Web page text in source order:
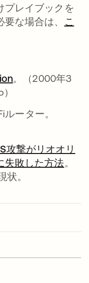
プレイブックを
な場合は、
こ
新しいタブで開
。（2000年3
ーター。
攻撃がリオオリ
失敗した方法新し
。
状。